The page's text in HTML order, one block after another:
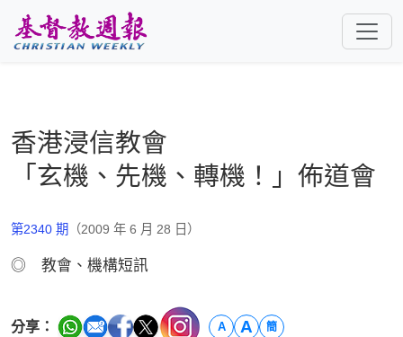
香港浸信教會
「玄機、先機、轉機！」佈道會
第2340 期 （2009 年 6 月 28 日）
◎ 教會、機構短訊
分享： A A 簡